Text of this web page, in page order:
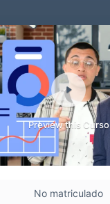
Preview this Curso
No matriculado